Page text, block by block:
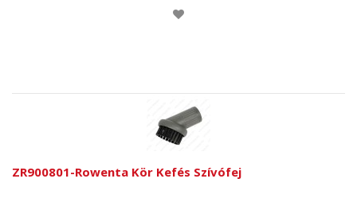
ZR900801-Rowenta Kör Kefés Szívófej